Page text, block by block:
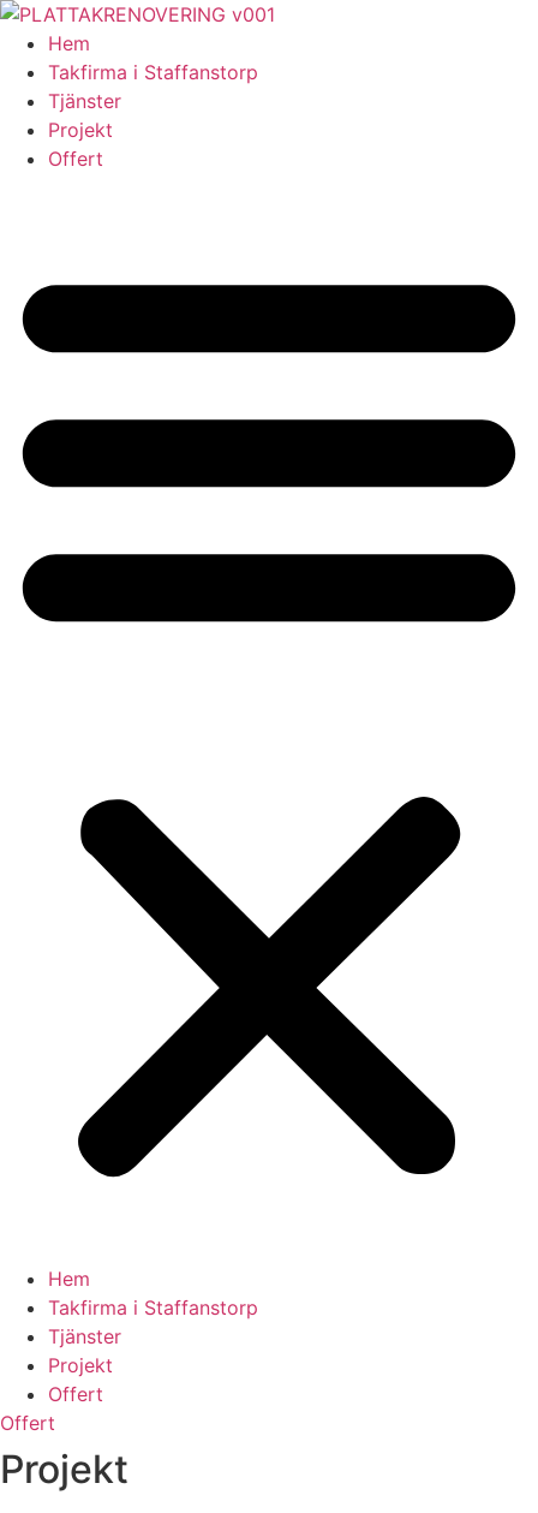
Skip
content
Hem
Takfirma i Staffanstorp
Tjänster
Projekt
Offert
Hem
Takfirma i Staffanstorp
Tjänster
Projekt
Offert
Offert
Projekt